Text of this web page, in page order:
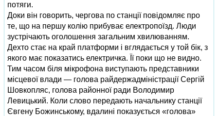
потяги.
Доки він говорить, чергова по станції повідомляє про
те, що на першу колію прибуває електропоїзд. Люди
зустрічають оголошення загальним хвилюванням.
Дехто стає на край платформи і вглядається у той бік, з
якого має показатись електричка. Її поки що не видно.
Тим часом біля мікрофона виступають представники
місцевої влади — голова райдержадміністрації Сергій
Шовкопляс, голова районної ради Володимир
Левицький. Коли слово передають начальнику станції
Євгену Божинському, вдалині показується «голова»